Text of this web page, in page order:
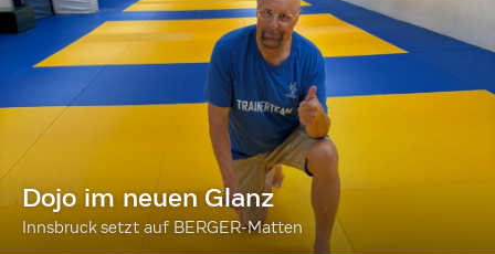
Dojo im neuen Glanz
Innsbruck setzt auf BERGER-Matten